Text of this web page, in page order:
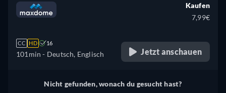
CC HD 16
101min - Deutsch, Englisch
Kaufen
7,99€
Jetzt anschauen
Nicht gefunden, wonach du gesucht hast?